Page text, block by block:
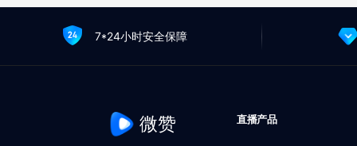
7*24小时安全保障
微赞 直播产品